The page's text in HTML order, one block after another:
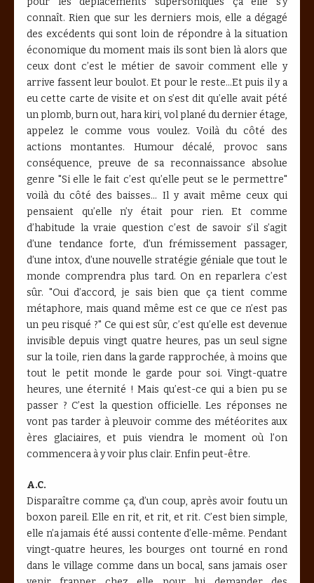
connaît. Rien que sur les derniers mois, elle a dégagé
des excédents qui sont loin de répondre à la situation
économique du moment mais ils sont bien là alors que
ceux dont c’est le métier de savoir comment elle y
arrive fassent leur boulot. Et pour le reste...Et puis il y a
eu cette carte de visite et on s’est dit qu’elle avait pété
un plomb, burn out, hara kiri, vol plané du dernier étage,
appelez le comme vous voulez. Voilà du côté des
actions montantes. Humour décalé, provoc sans
conséquence, preuve de sa reconnaissance absolue
genre "Si elle le fait c’est qu’elle peut se le permettre"
voilà du côté des baisses… Il y avait même ceux qui
pensaient qu’elle n’y était pour rien. Et comme
d’habitude la vraie question c’est de savoir s’il s’agit
d’une tendance forte, d’un frémissement passager,
d’une intox, d’une nouvelle stratégie géniale que tout le
monde comprendra plus tard. On en reparlera c’est
sûr. "Oui d’accord, je sais bien que ça tient comme
métaphore, mais quand même est ce que ce n’est pas
un peu risqué ?" Ce qui est sûr, c’est qu’elle est devenue
invisible depuis vingt quatre heures, pas un seul signe
sur la toile, rien dans la garde rapprochée, à moins que
tout le petit monde le garde pour soi. Vingt-quatre
heures, une éternité ! Mais qu’est-ce qui a bien pu se
passer ? C’est la question officielle. Les réponses ne
vont pas tarder à pleuvoir comme des météorites aux
ères glaciaires, et puis viendra le moment où l’on
commencera à y voir plus clair. Enfin peut-être.
A.C.
Disparaître comme ça, d’un coup, après avoir foutu un
boxon pareil. Elle en rit, et rit, et rit. C’est bien simple,
elle n’a jamais été aussi contente d’elle-même. Pendant
vingt-quatre heures, les bourges ont tourné en rond
dans le village comme dans un bocal, sans jamais oser